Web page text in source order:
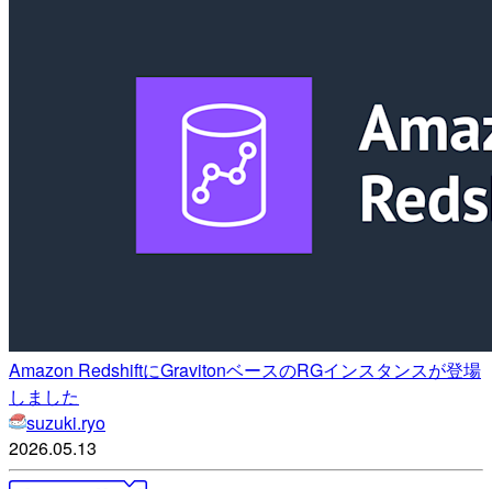
Amazon RedshiftにGravitonベースのRGインスタンスが登場
しました
suzuki.ryo
2026.05.13